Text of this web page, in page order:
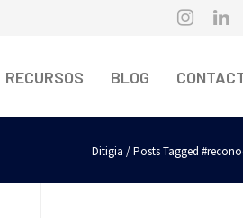
RECURSOS BLOG
Ditigia / Posts Tagged